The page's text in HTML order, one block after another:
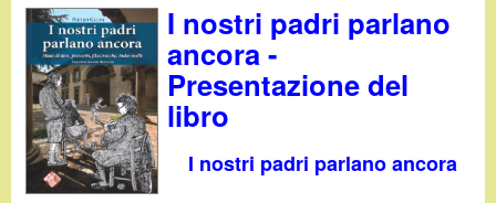
I nostri padri parlano
ancora -
Presentazione del
libro
I nostri padri parlano ancora